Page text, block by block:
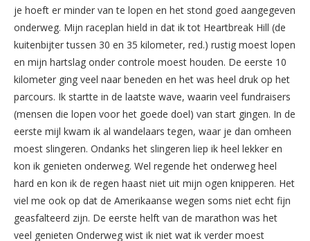
je hoeft er minder van te lopen en het stond goed aangegeven
onderweg. Mijn raceplan hield in dat ik tot Heartbreak Hill (de
kuitenbijter tussen 30 en 35 kilometer, red.) rustig moest lopen
en mijn hartslag onder controle moest houden. De eerste 10
kilometer ging veel naar beneden en het was heel druk op het
parcours. Ik startte in de laatste wave, waarin veel fundraisers
(mensen die lopen voor het goede doel) van start gingen. In de
eerste mijl kwam ik al wandelaars tegen, waar je dan omheen
moest slingeren. Ondanks het slingeren liep ik heel lekker en
kon ik genieten onderweg. Wel regende het onderweg heel
hard en kon ik de regen haast niet uit mijn ogen knipperen. Het
viel me ook op dat de Amerikaanse wegen soms niet echt fijn
geasfalteerd zijn. De eerste helft van de marathon was het
veel genieten Onderweg wist ik niet wat ik verder moest